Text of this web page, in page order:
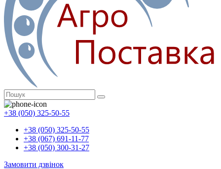
+38 (050) 325-50-55
+38 (050) 325-50-55
+38 (067) 691-11-77
+38 (050) 300-31-27
Замовити дзвінок